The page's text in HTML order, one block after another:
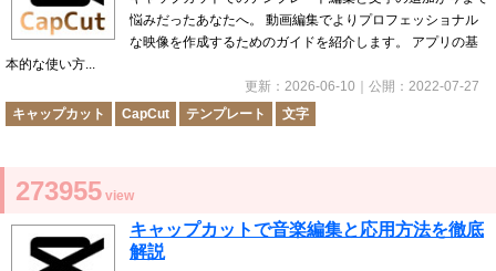
悩みだったあなたへ。 動画編集でよりプロフェッショナル
な映像を作成するためのガイドを紹介します。 アプリの基
本的な使い方...
更新： 2026-06-10 ｜公開： 2022-07-27
キャップカット
CapCut テンプレート 文字
273955 view
キャップカットで音楽編集と応用方法を徹底
解説